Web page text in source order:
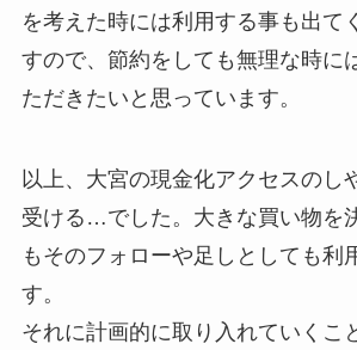
を考えた時には利用する事も出て
すので、節約をしても無理な時に
ただきたいと思っています。
以上、大宮の現金化アクセスのし
受ける…でした。大きな買い物を
もそのフォローや足しとしても利
す。
それに計画的に取り入れていくこ